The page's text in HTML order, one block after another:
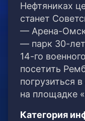
Нефтяниках
станет
— Арена-
— парк 30-
14-го
посетить
погрузиться
на площадке
Категория